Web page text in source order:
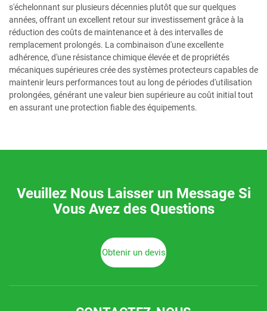
s'échelonnant sur plusieurs décennies plutôt que sur quelques
années, offrant un excellent retour sur investissement grâce à la
réduction des coûts de maintenance et à des intervalles de
remplacement prolongés. La combinaison d'une excellente
adhérence, d'une résistance chimique élevée et de propriétés
mécaniques supérieures crée des systèmes protecteurs capables de
maintenir leurs performances tout au long de périodes d'utilisation
prolongées, générant une valeur bien supérieure au coût initial tout
en assurant une protection fiable des équipements.
Veuillez Nous Laisser un Message Si
Vous Avez des Questions
Obtenir un devis